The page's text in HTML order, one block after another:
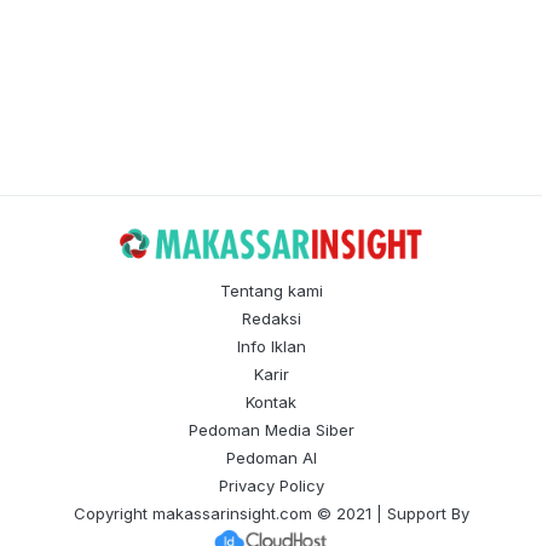
Tentang kami
Redaksi
Info Iklan
Karir
Kontak
Pedoman Media Siber
Pedoman AI
Privacy Policy
Copyright makassarinsight.com © 2021 | Support By